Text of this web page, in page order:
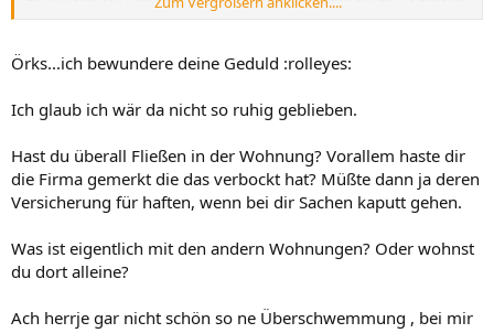
zuviel Wasser gezogen hatten und bersten - ich weiß es nicht. An
Heizungen habe ich höher gedreht. Abwarten und :zeitung: .
Örks...ich bewundere deine Geduld :rolleyes:
Ich glaub ich wär da nicht so ruhig geblieben.
Hast du überall Fließen in der Wohnung? Vorallem haste dir
die Firma gemerkt die das verbockt hat? Müßte dann ja deren
Versicherung für haften, wenn bei dir Sachen kaputt gehen.
Was ist eigentlich mit den andern Wohnungen? Oder wohnst
du dort alleine?
Ach herrje gar nicht schön so ne Überschwemmung , bei mir